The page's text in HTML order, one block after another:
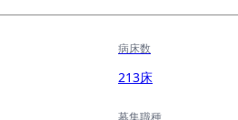
病床数
213床